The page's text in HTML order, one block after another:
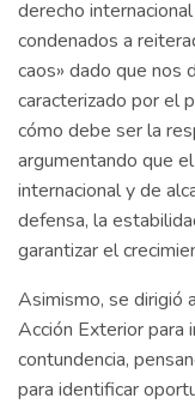
derecho
condenados a
caos» dado que nos
caracterizado por el
cómo debe ser la
argumentando que
internacional y de
defensa, la
garantizar el
Asimismo, se dirigió
Acción Exterior para
contundencia,
para identificar